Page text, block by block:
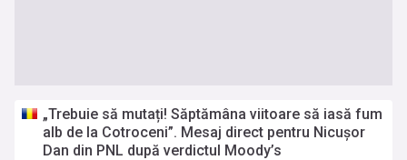
„Trebuie să mutați! Săptămâna viitoare să iasă fum
alb de la Cotroceni”. Mesaj direct pentru Nicușor
Dan din PNL după verdictul Moody’s